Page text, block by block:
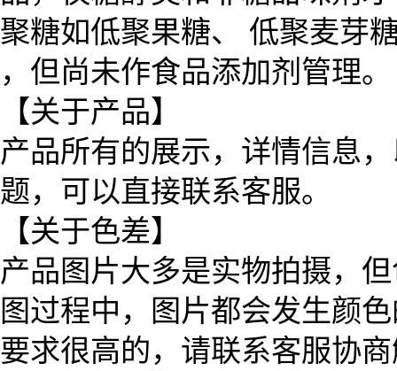
聚糖如低聚果糖、 低聚麦芽
，但尚未作食品添加剂管理。
【关于产品】
产品所有的展示，详情信息
题，可以直接联系客服。
【关于色差】
产品图片大多是实物拍摄，
图过程中，图片都会发生颜
要求很高的，请联系客服协